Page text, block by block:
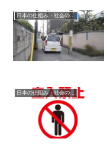
日本の仕組み・社会の疑問
日本の仕組み・社会の疑問